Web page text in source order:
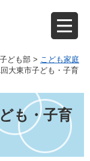
ども部 > こども家庭
大東市子ども・子育
も・子育